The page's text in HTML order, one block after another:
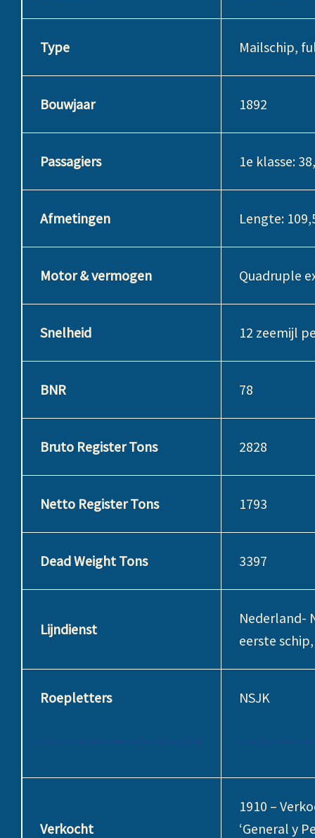
Type Mailschip,
Bouwjaar 1892
Passagiers 1e klasse:
Afmetingen Lengte:
Motor & vermogen Quadruple
Snelheid 12 zeemijl
BNR 78
Bruto Register Tons 2828
Netto Register Tons 1793
Dead Weight Tons 3397
Lijndienst
Nederland-
eerste
Roepletters
……………………………….
NSJK
Verkocht
1910 –
‘General y